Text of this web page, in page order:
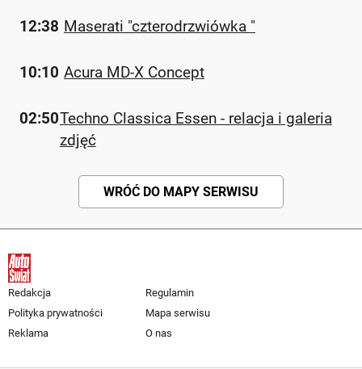
12:38 Maserati "czterodrzwiówka "
10:10 Acura MD-X Concept
02:50Techno Classica Essen - relacja i galeria
zdjęć
WRÓĆ DO MAPY SERWISU
Redakcja
Regulamin
Polityka prywatności
Mapa serwisu
Reklama
O nas